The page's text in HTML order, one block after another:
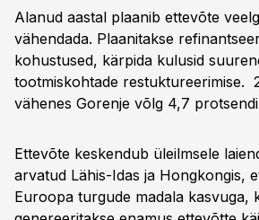
Alanud aastal plaanib ettevõte
vähendada. Plaanitakse
kohustused, kärpida kulusid
tootmiskohtade restuktureerimise.
vähenes Gorenje võlg 4,7
Ettevõte keskendub üleilmsele
arvatud Lähis-Idas ja Hongkongis,
Euroopa turgude madala kasvuga,